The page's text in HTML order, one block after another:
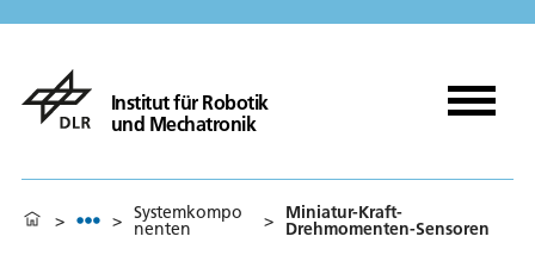
Institut für Robotik
und Mechatronik
> > Systemkompo
nenten > Miniatur-Kraft-
Drehmomenten-Sensoren